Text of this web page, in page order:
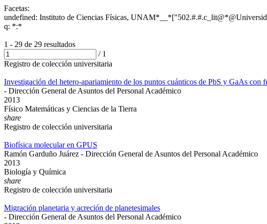
Facetas:
undefined: Instituto de Ciencias Físicas,
q: *:*
1 - 29 de 29 resultados
/ 1
Registro de colección universitaria
Investigación del hetero-apariamiento de los puntos cuánticos de PbS y GaAs con
- Dirección General de Asuntos del Personal Académico
2013
Físico Matemáticas y Ciencias de la Tierra
share
Registro de colección universitaria
Biofísica molecular en GPUS
Ramón Garduño Juárez - Dirección General de Asuntos del Personal Académico
2013
Biología y Química
share
Registro de colección universitaria
Migración planetaria y acreción de planetesimales
- Dirección General de Asuntos del Personal Académico